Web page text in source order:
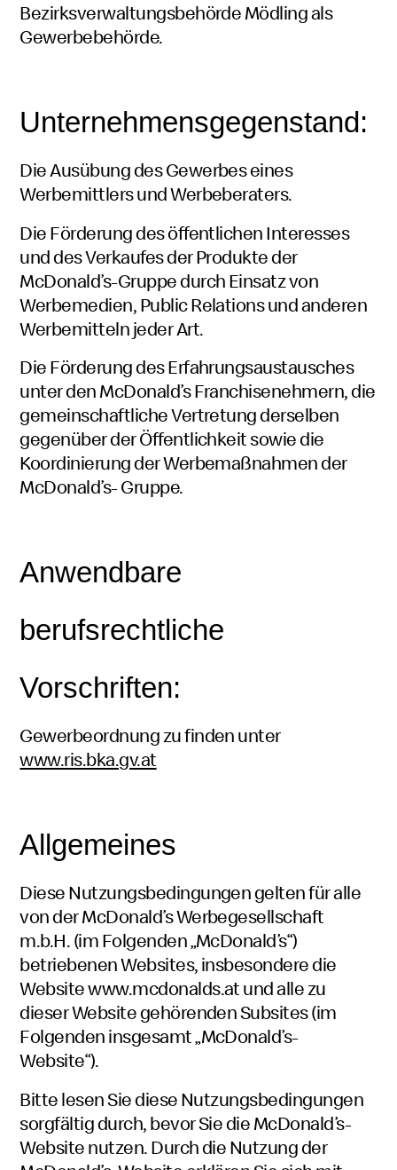
Bezirksverwaltungsbehörde Mödling als
Gewerbebehörde.
Unternehmensgegenstand:
Die Ausübung des Gewerbes eines
Werbemittlers und Werbeberaters.
Die Förderung des öffentlichen Interesses
und des Verkaufes der Produkte der
McDonald’s-Gruppe durch Einsatz von
Werbemedien, Public Relations und anderen
Werbemitteln jeder Art.
Die Förderung des Erfahrungsaustausches
unter den McDonald’s Franchisenehmern, die
gemeinschaftliche Vertretung derselben
gegenüber der Öffentlichkeit sowie die
Koordinierung der Werbemaßnahmen der
McDonald’s- Gruppe.
Anwendbare
berufsrechtliche
Vorschriften:
Gewerbeordnung zu finden unter
www.ris.bka.gv.at
Allgemeines
Diese Nutzungsbedingungen gelten für alle
von der McDonald’s Werbegesellschaft
m.b.H. (im Folgenden „McDonald’s“)
betriebenen Websites, insbesondere die
Website www.mcdonalds.at und alle zu
dieser Website gehörenden Subsites (im
Folgenden insgesamt „McDonald’s-
Website“).
Bitte lesen Sie diese Nutzungsbedingungen
sorgfältig durch, bevor Sie die McDonald’s-
Website nutzen. Durch die Nutzung der